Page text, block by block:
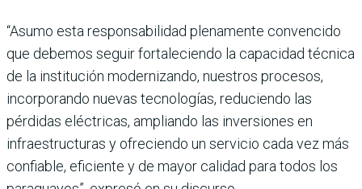
“Asumo esta responsabilidad plenamente convencido
que debemos seguir fortaleciendo la capacidad técnica
de la institución modernizando, nuestros procesos,
incorporando nuevas tecnologías, reduciendo las
pérdidas eléctricas, ampliando las inversiones en
infraestructuras y ofreciendo un servicio cada vez más
confiable, eficiente y de mayor calidad para todos los